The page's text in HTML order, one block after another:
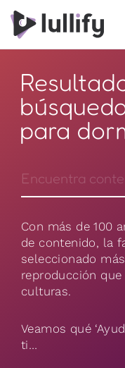
para
Con más de 100
de contenido, la
seleccionado
reproducción
culturas.
Veamos qué
ti…